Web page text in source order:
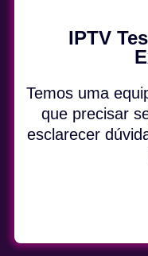
IPTV
Temos uma
que precisar
esclarecer